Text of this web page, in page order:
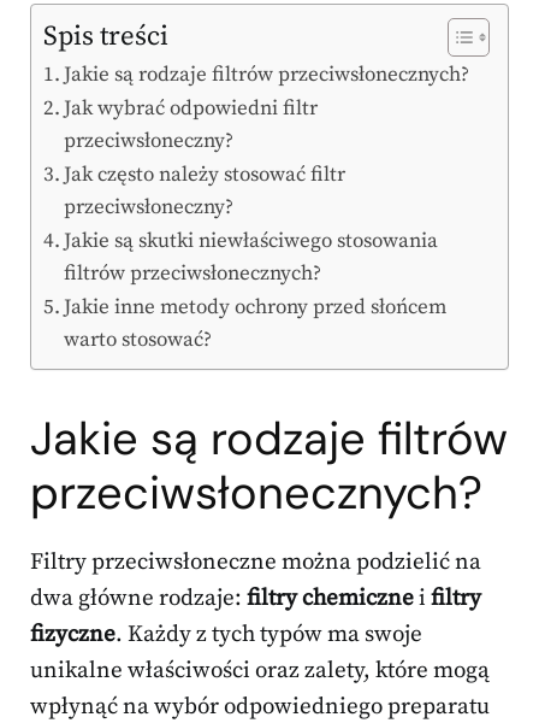
Spis treści
Jakie są rodzaje filtrów przeciwsłonecznych?
Jak wybrać odpowiedni filtr
przeciwsłoneczny?
Jak często należy stosować filtr
przeciwsłoneczny?
Jakie są skutki niewłaściwego stosowania
filtrów przeciwsłonecznych?
Jakie inne metody ochrony przed słońcem
warto stosować?
Jakie są rodzaje filtrów
przeciwsłonecznych?
Filtry przeciwsłoneczne można podzielić na
dwa główne rodzaje: filtry chemicznei filtry
fizyczne. Każdy z tych typów ma swoje
unikalne właściwości oraz zalety, które mogą
wpłynąć na wybór odpowiedniego preparatu